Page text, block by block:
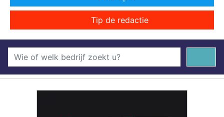
Tip de redactie